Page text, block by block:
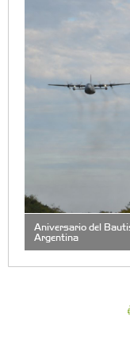
Aniversario del
Argentina